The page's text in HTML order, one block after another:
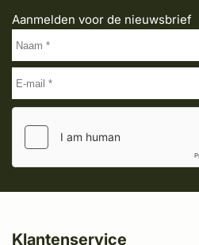
Aanmelden voor de nieuwsbrief
Klantenservice